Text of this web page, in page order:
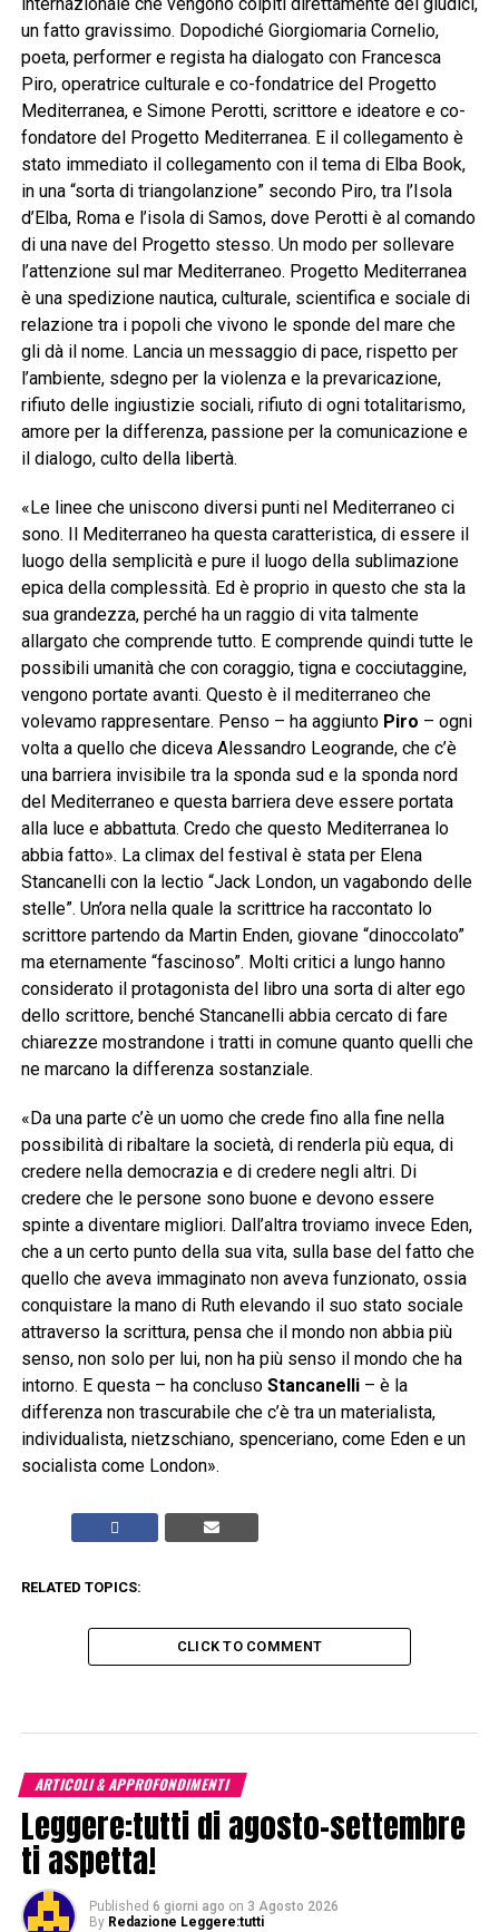
internazionale che vengono colpiti direttamente dei giudici,
un fatto gravissimo. Dopodiché Giorgiomaria Cornelio,
poeta, performer e regista ha dialogato con Francesca
Piro, operatrice culturale e co-fondatrice del Progetto
Mediterranea, e Simone Perotti, scrittore e ideatore e co-
fondatore del Progetto Mediterranea. E il collegamento è
stato immediato il collegamento con il tema di Elba Book,
in una “sorta di triangolanzione” secondo Piro, tra l’Isola
d’Elba, Roma e l’isola di Samos, dove Perotti è al comando
di una nave del Progetto stesso. Un modo per sollevare
l’attenzione sul mar Mediterraneo. Progetto Mediterranea
è una spedizione nautica, culturale, scientifica e sociale di
relazione tra i popoli che vivono le sponde del mare che
gli dà il nome. Lancia un messaggio di pace, rispetto per
l’ambiente, sdegno per la violenza e la prevaricazione,
rifiuto delle ingiustizie sociali, rifiuto di ogni totalitarismo,
amore per la differenza, passione per la comunicazione e
il dialogo, culto della libertà.
«Le linee che uniscono diversi punti nel Mediterraneo ci
sono. Il Mediterraneo ha questa caratteristica, di essere il
luogo della semplicità e pure il luogo della sublimazione
epica della complessità. Ed è proprio in questo che sta la
sua grandezza, perché ha un raggio di vita talmente
allargato che comprende tutto. E comprende quindi tutte le
possibili umanità che con coraggio, tigna e cocciutaggine,
vengono portate avanti. Questo è il mediterraneo che
volevamo rappresentare. Penso – ha aggiunto Piro – ogni
volta a quello che diceva Alessandro Leogrande, che c’è
una barriera invisibile tra la sponda sud e la sponda nord
del Mediterraneo e questa barriera deve essere portata
alla luce e abbattuta. Credo che questo Mediterranea lo
abbia fatto». La climax del festival è stata per Elena
Stancanelli con la lectio “Jack London, un vagabondo delle
stelle”. Un’ora nella quale la scrittrice ha raccontato lo
scrittore partendo da Martin Enden, giovane “dinoccolato”
ma eternamente “fascinoso”. Molti critici a lungo hanno
considerato il protagonista del libro una sorta di alter ego
dello scrittore, benché Stancanelli abbia cercato di fare
chiarezze mostrandone i tratti in comune quanto quelli che
ne marcano la differenza sostanziale.
«Da una parte c’è un uomo che crede fino alla fine nella
possibilità di ribaltare la società, di renderla più equa, di
credere nella democrazia e di credere negli altri. Di
credere che le persone sono buone e devono essere
spinte a diventare migliori. Dall’altra troviamo invece Eden,
che a un certo punto della sua vita, sulla base del fatto che
quello che aveva immaginato non aveva funzionato, ossia
conquistare la mano di Ruth elevando il suo stato sociale
attraverso la scrittura, pensa che il mondo non abbia più
senso, non solo per lui, non ha più senso il mondo che ha
intorno. E questa – ha concluso Stancanelli– è la
differenza non trascurabile che c’è tra un materialista,
individualista, nietzschiano, spenceriano, come Eden e un
socialista come London».
RELATED TOPICS:
CLICK TO COMMENT
ARTICOLI & APPROFONDIMENTI
Leggere:tutti di agosto-settembre
ti aspetta!
Published 6 giorni ago on 3 Agosto 2026
By Redazione Leggere:tutti